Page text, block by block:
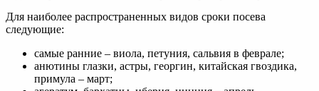
Для наиболее распространенных видов сроки посева
следующие:
самые ранние – виола, петуния, сальвия в феврале;
анютины глазки, астры, георгин, китайская гвоздика,
примула – март;